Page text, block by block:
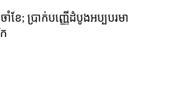
ាំខែ; ប្រាក់បញ្ញើដំបូងអប្បបរមា